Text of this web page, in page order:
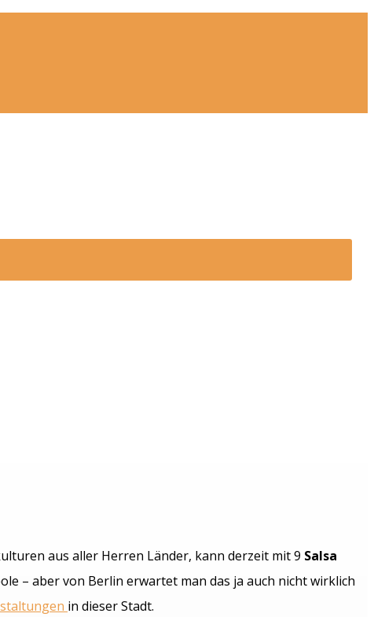
aus aller Herren Länder, kann derzeit mit 9 Salsa
– aber von Berlin erwartet man das ja auch nicht wirklich
in dieser Stadt.